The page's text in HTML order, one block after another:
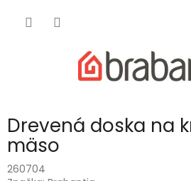
Drevená doska na
mäso
260704